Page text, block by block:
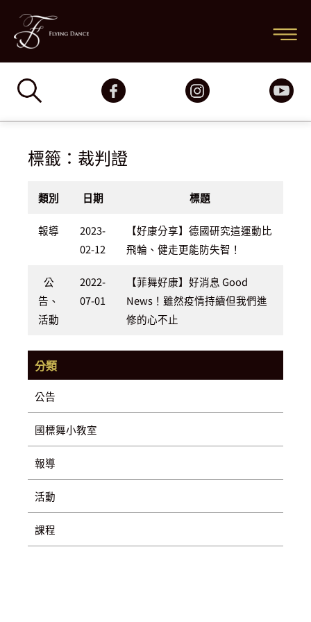
要
要
選
單
標籤：裁判證
類別 日期 標題
報導
2023-
02-12
【好康分享】德國研究這運動比
飛輪、健走更能防失智！
公
告、
活動
2022-
07-01
【菲舞好康】好消息 Good
News！雖然疫情持續但我們進
修的心不止
分類
公告
國標舞小教室
報導
活動
課程